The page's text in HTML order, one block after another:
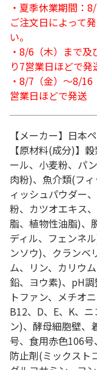
・夏季休業期間：
ご注文日によって
い。
・8/6（木）まで
り7営業日ほどで発
・8/7（金）～8/
営業日ほどで発送
【メーカー】日本
【原材料(成分)】
ール、小麦粉、パ
肉粉)、魚介類(フ
ィッシュパウダー
粉、カツオエキス
脂、植物性油脂)、
ディル、フェンネ
ンソウ)、クランベ
ム、リン、カリウ
鉛、ヨウ素)、pH
トファン、メチオ
B12、D、E、K、
ン)、酵母細胞壁、
号、食用赤色106
防止剤(ミックスト